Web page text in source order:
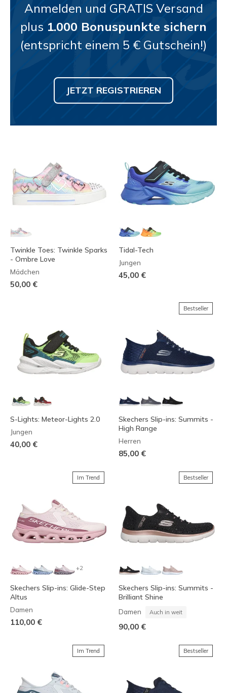
Anmelden und GRATIS Versand
plus 1.000 Bonuspunkte sichern
(entspricht einem 5 € Gutschein!)
JETZT REGISTRIEREN
Twinkle Toes: Twinkle Sparks
- Ombre Love
Mädchen
50,00 €
Tidal-Tech
Jungen
45,00 €
S-Lights: Meteor-Lights 2.0
Jungen
40,00 €
Bestseller
Skechers Slip-ins: Summits -
High Range
Herren
85,00 €
Im Trend
+2
Skechers Slip-ins: Glide-Step
Altus
Damen
110,00 €
Bestseller
Skechers Slip-ins: Summits -
Brilliant Shine
Damen Auch in weit
90,00 €
Im Trend Bestseller